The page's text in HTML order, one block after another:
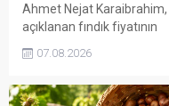
Ahmet Nejat Karaibrahim,
açıklanan fındık fiyatının
karşısında yetersiz kaldığını
emeğinin korunmasını
07.08.2026